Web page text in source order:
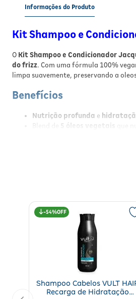
Informações do Produto
Kit Shampoo e
O Kit Shampoo e Condicionador
do frizz. Com uma fórmula 100%
limpa suavemente, preservando a
Benefícios
Nutrição profunda e
Blend de
5 óleos vegetais
que
Cabelosnutridos, hidratados,
Modo de Usar
Aplique o shampoo sobre os
Enxágue bem e, se necessário,
Aplique o condicionador do
Para resultados ainda mais
54%
Shampoo Cabelos VULT
Recarga de Hidratação